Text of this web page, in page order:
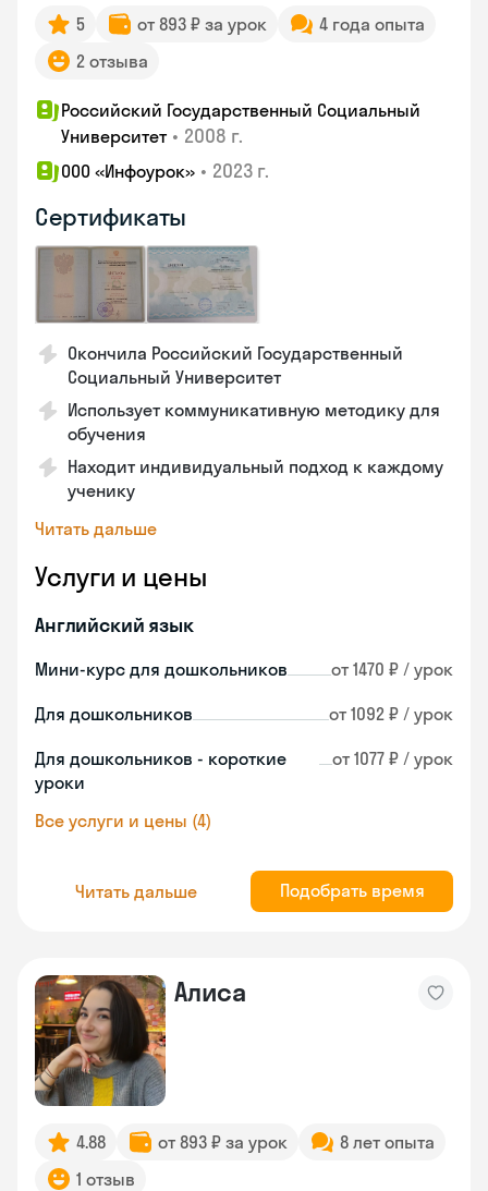
5 от 893 ₽ за урок
4 года опыта
2 отзыва
Российский Государственный Социальный
Университет • 2008 г.
ООО «Инфоурок» • 2023 г.
Сертификаты
Окончила Российский Государственный
Социальный Университет
Использует коммуникативную методику для
обучения
Находит индивидуальный подход к каждому
ученику
Читать дальше
Услуги и цены
Английский язык
Мини-курс для дошкольников от 1470 ₽ / урок
Для дошкольников от 1092 ₽ / урок
Для дошкольников - короткие
уроки
от 1077 ₽ / урок
Все услуги и цены (4)
Читать дальше Подобрать время
Алиса
4.88 от 893 ₽ за урок
8 лет опыта
1 отзыв